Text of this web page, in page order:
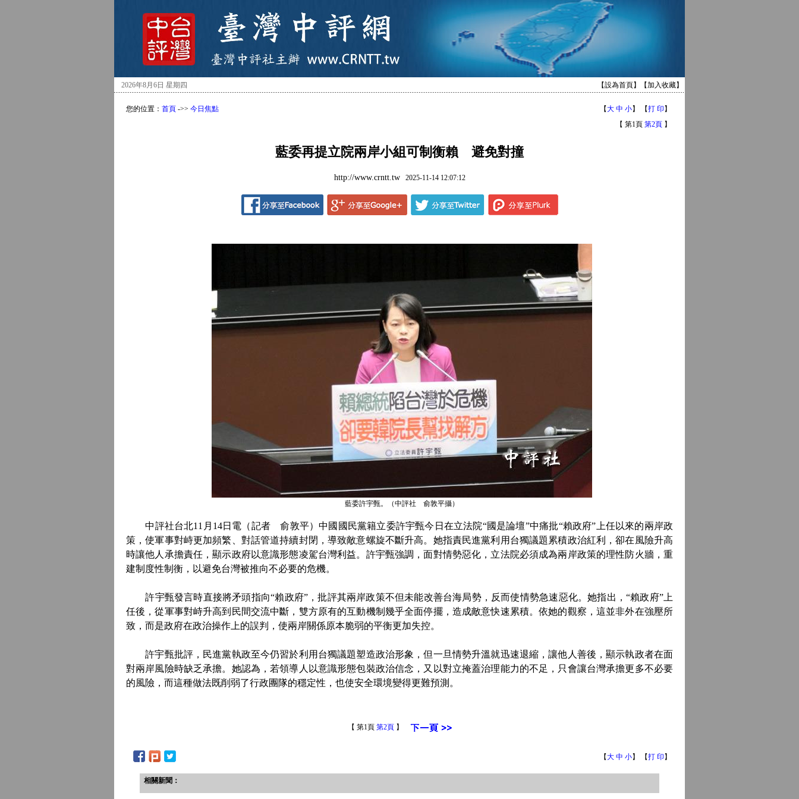
2026年8月6日 星期四 【設為首頁】【加入收藏】
您的位置： 首頁 ->> 今日焦點 【大 中 小】 【打 印 】
【 第1頁 第2頁 】
藍委再提立院兩岸小組可制衡賴 避免對撞
http://www.crntt.tw2025-11-14 12:07:12
藍委許宇甄。（中評社 俞敦平攝）
中評社台北11月14日電（記者 俞敦平）中國國民黨籍立委許宇甄今日在立法院“國是論壇”中痛批“賴政府”上任以來的兩岸政
策，使軍事對峙更加頻繁、對話管道持續封閉，導致敵意螺旋不斷升高。她指責民進黨利用台獨議題累積政治紅利，卻在風險升高
時讓他人承擔責任，顯示政府以意識形態凌駕台灣利益。許宇甄強調，面對情勢惡化，立法院必須成為兩岸政策的理性防火牆，重
建制度性制衡，以避免台灣被推向不必要的危機。
許宇甄發言時直接將矛頭指向“賴政府”，批評其兩岸政策不但未能改善台海局勢，反而使情勢急速惡化。她指出，“賴政府”上
任後，從軍事對峙升高到民間交流中斷，雙方原有的互動機制幾乎全面停擺，造成敵意快速累積。依她的觀察，這並非外在強壓所
致，而是政府在政治操作上的誤判，使兩岸關係原本脆弱的平衡更加失控。
許宇甄批評，民進黨執政至今仍習於利用台獨議題塑造政治形象，但一旦情勢升溫就迅速退縮，讓他人善後，顯示執政者在面
對兩岸風險時缺乏承擔。她認為，若領導人以意識形態包裝政治信念，又以對立掩蓋治理能力的不足，只會讓台灣承擔更多不必要
的風險，而這種做法既削弱了行政團隊的穩定性，也使安全環境變得更難預測。
【 第1頁 第2頁】
【大 中 小】 【打 印 】
相關新聞：